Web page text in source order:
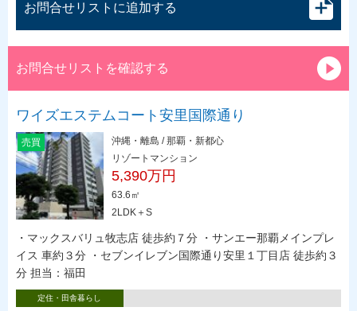
お問合せリストに追加する
お問合せリストを確認する
ワイズエステムコート安里国際通り
売買
沖縄・離島 / 那覇・新都心
リゾートマンション
5,390万円
63.6㎡
2LDK＋S
・マックスバリュ牧志店 徒歩約７分 ・サンエー那覇メインプレ
イス 車約３分 ・セブンイレブン国際通り安里１丁目店 徒歩約３
分 担当：福田
定住・田舎暮らし